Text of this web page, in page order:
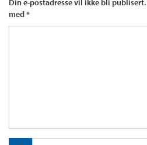
Din e-postadresse vil ikke bli publisert.
med*